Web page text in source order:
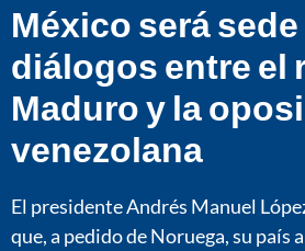
México será
diálogos entre el
Maduro y la
venezolana
El presidente Andrés Manuel
que, a pedido de Noruega, su país